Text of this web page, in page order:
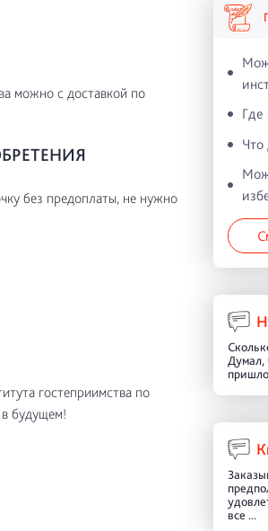
можно с доставкой по
без предоплаты, не нужно
гостеприимства по
будущем!
Где
Что
Думал,
все ...